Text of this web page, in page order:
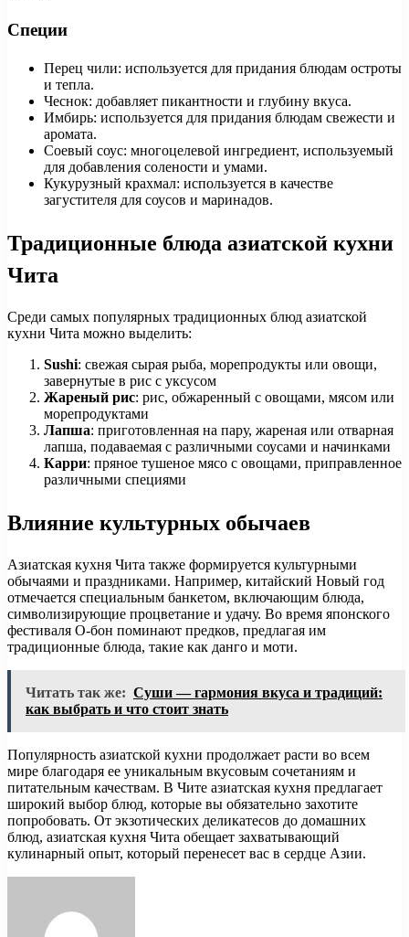
Специи
Перец чили: используется для придания блюдам остроты
и тепла.
Чеснок: добавляет пикантности и глубину вкуса.
Имбирь: используется для придания блюдам свежести и
аромата.
Соевый соус: многоцелевой ингредиент, используемый
для добавления солености и умами.
Кукурузный крахмал: используется в качестве
загустителя для соусов и маринадов.
Традиционные блюда азиатской кухни
Чита
Среди самых популярных традиционных блюд азиатской
кухни Чита можно выделить:
Sushi: свежая сырая рыба, морепродукты или овощи,
завернутые в рис с уксусом
Жареный рис: рис, обжаренный с овощами, мясом или
морепродуктами
Лапша: приготовленная на пару, жареная или отварная
лапша, подаваемая с различными соусами и начинками
Карри: пряное тушеное мясо с овощами, приправленное
различными специями
Влияние культурных обычаев
Азиатская кухня Чита также формируется культурными
обычаями и праздниками. Например, китайский Новый год
отмечается специальным банкетом, включающим блюда,
символизирующие процветание и удачу. Во время японского
фестиваля О-бон поминают предков, предлагая им
традиционные блюда, такие как данго и моти.
Читать так же: Суши — гармония вкуса и традиций:
как выбрать и что стоит знать
Популярность азиатской кухни продолжает расти во всем
мире благодаря ее уникальным вкусовым сочетаниям и
питательным качествам. В Чите азиатская кухня предлагает
широкий выбор блюд, которые вы обязательно захотите
попробовать. От экзотических деликатесов до домашних
блюд, азиатская кухня Чита обещает захватывающий
кулинарный опыт, который перенесет вас в сердце Азии.